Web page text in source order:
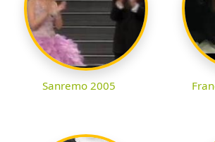
Sanremo 2005